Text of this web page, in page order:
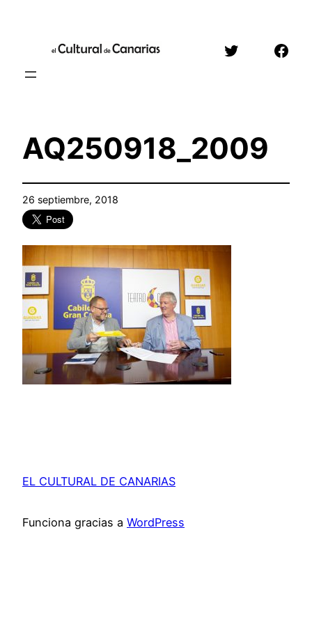
contenido
Twitter
AQ250918_2009
26 septiembre, 2018
EL CULTURAL DE CANARIAS
Funciona gracias a WordPress